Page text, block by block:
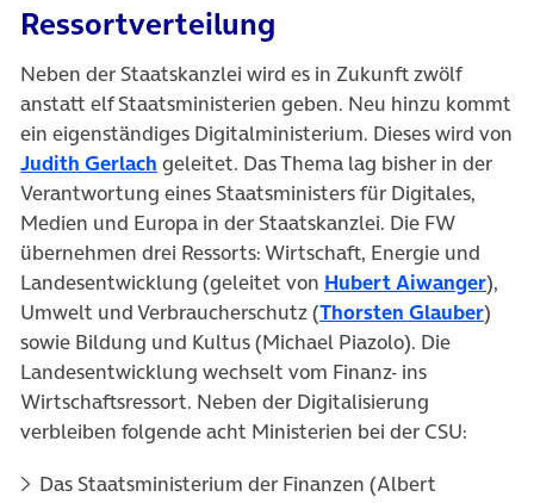
Ressortverteilung
Neben der Staatskanzlei wird es in Zukunft zwölf
anstatt elf Staatsministerien geben. Neu hinzu kommt
ein eigenständiges Digitalministerium. Dieses wird von
Judith Gerlach (öffnet in neuem Tab)
geleitet. Das Thema lag bisher in der
Verantwortung eines Staatsministers für Digitales,
Medien und Europa in der Staatskanzlei. Die FW
übernehmen drei Ressorts: Wirtschaft, Energie und
Landesentwicklung (geleitet von Hubert Aiwanger),
Umwelt und Verbraucherschutz (Thorsten Glauber)
sowie Bildung und Kultus (Michael Piazolo). Die
Landesentwicklung wechselt vom Finanz- ins
Wirtschaftsressort. Neben der Digitalisierung
verbleiben folgende acht Ministerien bei der CSU:
Das Staatsministerium der Finanzen (Albert